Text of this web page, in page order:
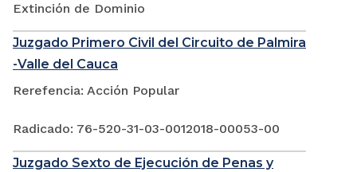
Extinción de Dominio
Juzgado Primero Civil del Circuito de Palmira
-Valle del Cauca
Rerefencia: Acción Popular
Radicado: 76-520-31-03-0012018-00053-00
Juzgado Sexto de Ejecución de Penas y